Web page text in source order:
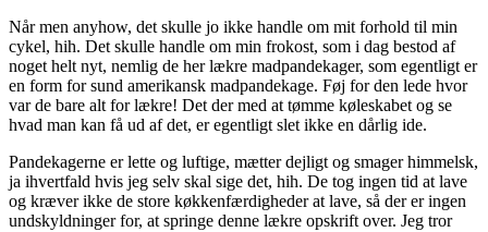
Når men anyhow, det skulle jo ikke handle om mit forhold til min
cykel, hih. Det skulle handle om min frokost, som i dag bestod af
noget helt nyt, nemlig de her lækre madpandekager, som egentligt er
en form for sund amerikansk madpandekage. Føj for den lede hvor
var de bare alt for lækre! Det der med at tømme køleskabet og se
hvad man kan få ud af det, er egentligt slet ikke en dårlig ide.
Pandekagerne er lette og luftige, mætter dejligt og smager himmelsk,
ja ihvertfald hvis jeg selv skal sige det, hih. De tog ingen tid at lave
og kræver ikke de store køkkenfærdigheder at lave, så der er ingen
undskyldninger for, at springe denne lækre opskrift over. Jeg tror